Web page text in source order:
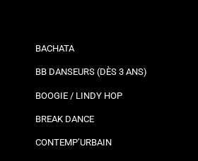
BACHATA
BB DANSEURS (DÈS 3 ANS)
BOOGIE / LINDY HOP
BREAK DANCE
CONTEMP’URBAIN